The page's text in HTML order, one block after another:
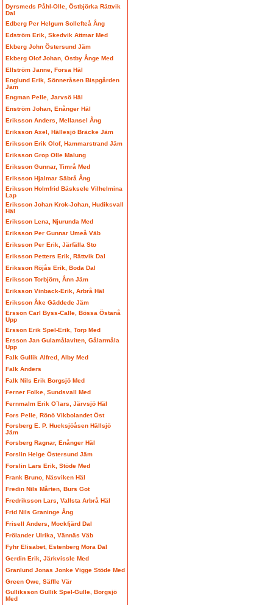
Dyrsmeds Påhl-Olle, Östbjörka Rättvik
Dal
Edberg Per Helgum Sollefteå Ång
Edström Erik, Skedvik Attmar Med
Ekberg John Östersund Jäm
Ekberg Olof Johan, Östby Ånge Med
Ellström Janne, Forsa Häl
Englund Erik, Sönneråsen Bispgården
Jäm
Engman Pelle, Jarvsö Häl
Enström Johan, Enånger Häl
Eriksson Anders, Mellansel Ång
Eriksson Axel, Hällesjö Bräcke Jäm
Eriksson Erik Olof, Hammarstrand Jäm
Eriksson Grop Olle Malung
Eriksson Gunnar, Timrå Med
Eriksson Hjalmar Säbrå Ång
Eriksson Holmfrid Bäsksele Vilhelmina
Lap
Eriksson Johan Krok-Johan, Hudiksvall
Häl
Eriksson Lena, Njurunda Med
Eriksson Per Gunnar Umeå Väb
Eriksson Per Erik, Järfälla Sto
Eriksson Petters Erik, Rättvik Dal
Eriksson Röjås Erik, Boda Dal
Eriksson Torbjörn, Ånn Jäm
Eriksson Vinback-Erik, Arbrå Häl
Eriksson Åke Gäddede Jäm
Ersson Carl Byss-Calle, Bössa Östanå
Upp
Ersson Erik Spel-Erik, Torp Med
Ersson Jan Gulamålaviten, Gålarmåla
Upp
Falk Gullik Alfred, Alby Med
Falk Anders
Falk Nils Erik Borgsjö Med
Ferner Folke, Sundsvall Med
Fernmalm Erik O´lars, Järvsjö Häl
Fors Pelle, Rönö Vikbolandet Öst
Forsberg E. P. Hucksjöåsen Hällsjö
Jäm
Forsberg Ragnar, Enånger Häl
Forslin Helge Östersund Jäm
Forslin Lars Erik, Stöde Med
Frank Bruno, Näsviken Häl
Fredin Nils Mårten, Burs Got
Fredriksson Lars, Vallsta Arbrå Häl
Frid Nils Graninge Ång
Frisell Anders, Mockfjärd Dal
Frölander Ulrika, Vännäs Väb
Fyhr Elisabet, Estenberg Mora Dal
Gerdin Erik, Järkvissle Med
Granlund Jonas Jonke Vigge Stöde Med
Green Owe, Säffle Vär
Gulliksson Gullik Spel-Gulle, Borgsjö
Med